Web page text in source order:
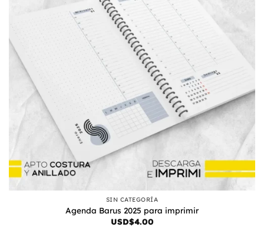
SIN CATEGORÍA
Agenda Barus 2025 para imprimir
USD$4.00